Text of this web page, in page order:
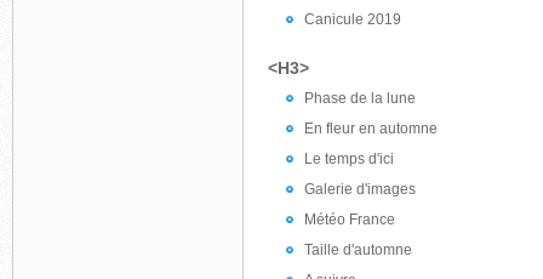
Canicule 2019
<H3>
Phase de la lune
En fleur en automne
Le temps d'ici
Galerie d'images
Météo France
Taille d'automne